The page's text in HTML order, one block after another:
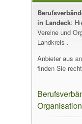
in Landeck:
Vereine und
Landkreis .
Anbieter aus
finden Sie